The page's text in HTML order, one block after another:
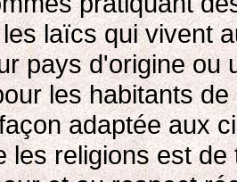
laïcs qui vivent
pays d'origine ou
les habitants
adaptée aux
les religions est